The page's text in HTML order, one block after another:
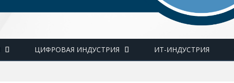
ЦИФРОВАЯ ИНДУСТРИЯ ИТ-ИНДУСТРИЯ